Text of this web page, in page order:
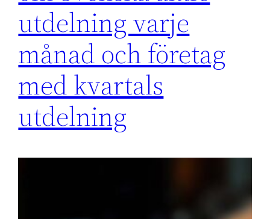
utdelning varje
månad och företag
med kvartals
utdelning